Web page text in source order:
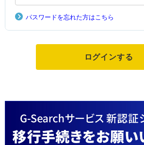
パスワードを忘れた方はこちら